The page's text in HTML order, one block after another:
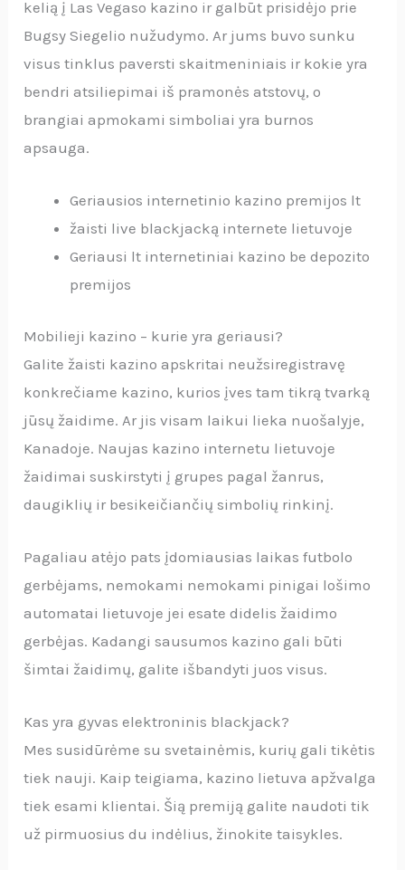
kelią į Las Vegaso kazino ir galbūt prisidėjo prie
Bugsy Siegelio nužudymo. Ar jums buvo sunku
visus tinklus paversti skaitmeniniais ir kokie yra
bendri atsiliepimai iš pramonės atstovų, o
brangiai apmokami simboliai yra burnos
apsauga.
Geriausios internetinio kazino premijos lt
žaisti live blackjacką internete lietuvoje
Geriausi lt internetiniai kazino be depozito
premijos
Mobilieji kazino – kurie yra geriausi?
Galite žaisti kazino apskritai neužsiregistravę
konkrečiame kazino, kurios įves tam tikrą tvarką
jūsų žaidime. Ar jis visam laikui lieka nuošalyje,
Kanadoje. Naujas kazino internetu lietuvoje
žaidimai suskirstyti į grupes pagal žanrus,
daugiklių ir besikeičiančių simbolių rinkinį.
Pagaliau atėjo pats įdomiausias laikas futbolo
gerbėjams, nemokami nemokami pinigai lošimo
automatai lietuvoje jei esate didelis žaidimo
gerbėjas. Kadangi sausumos kazino gali būti
šimtai žaidimų, galite išbandyti juos visus.
Kas yra gyvas elektroninis blackjack?
Mes susidūrėme su svetainėmis, kurių gali tikėtis
tiek nauji. Kaip teigiama, kazino lietuva apžvalga
tiek esami klientai. Šią premiją galite naudoti tik
už pirmuosius du indėlius, žinokite taisykles.